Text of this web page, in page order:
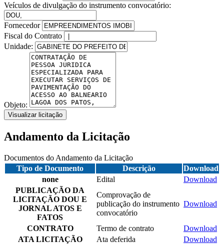
Veículos de divulgação do instrumento convocatório:
Fornecedor
Fiscal do Contrato
Unidade:
Objeto:
Visualizar licitação
Andamento da Licitação
Documentos do Andamento da Licitação
Tipo de Documento
Descrição
Download
none
Edital
Download
PUBLICAÇÃO DA
LICITAÇÃO DOU E
JORNAL ATOS E
FATOS
Comprovação de
publicação do instrumento
convocatório
Download
CONTRATO Termo de contrato
Download
ATA LICITAÇÃO
Ata deferida
Download